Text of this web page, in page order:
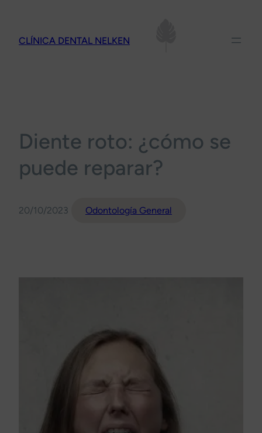
contenido
CLÍNICA DENTAL NELKEN
Diente roto: ¿cómo se
puede reparar?
20/10/2023 Odontología General